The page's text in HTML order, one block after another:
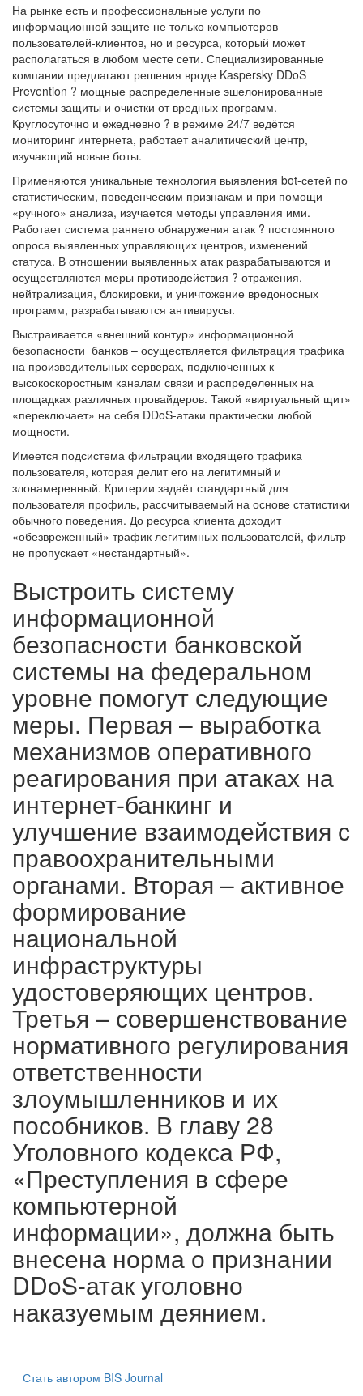
На рынке есть и профессиональные услуги по
информационной защите не только компьютеров
пользователей-клиентов, но и ресурса, который может
располагаться в любом месте сети. Специализированные
компании предлагают решения вроде Kaspersky DDoS
Prevention ? мощные распределенные эшелонированные
системы защиты и очистки от вредных программ.
Круглосуточно и ежедневно ? в режиме 24/7 ведётся
мониторинг интернета, работает аналитический центр,
изучающий новые боты.
Применяются уникальные технология выявления bot-сетей по
статистическим, поведенческим признакам и при помощи
«ручного» анализа, изучается методы управления ими.
Работает система раннего обнаружения атак ? постоянного
опроса выявленных управляющих центров, изменений
статуса. В отношении выявленных атак разрабатываются и
осуществляются меры противодействия ? отражения,
нейтрализация, блокировки, и уничтожение вредоносных
программ, разрабатываются антивирусы.
Выстраивается «внешний контур» информационной
безопасности банков – осуществляется фильтрация трафика
на производительных серверах, подключенных к
высокоскоростным каналам связи и распределенных на
площадках различных провайдеров. Такой «виртуальный щит»
«переключает» на себя DDoS-атаки практически любой
мощности.
Имеется подсистема фильтрации входящего трафика
пользователя, которая делит его на легитимный и
злонамеренный. Критерии задаёт стандартный для
пользователя профиль, рассчитываемый на основе статистики
обычного поведения. До ресурса клиента доходит
«обезвреженный» трафик легитимных пользователей, фильтр
не пропускает «нестандартный».
Выстроить систему
информационной
безопасности банковской
системы на федеральном
уровне помогут следующие
меры. Первая – выработка
механизмов оперативного
реагирования при атаках на
интернет-банкинг и
улучшение взаимодействия с
правоохранительными
органами. Вторая – активное
формирование
национальной
инфраструктуры
удостоверяющих центров.
Третья – совершенствование
нормативного регулирования
ответственности
злоумышленников и их
пособников. В главу 28
Уголовного кодекса РФ,
«Преступления в сфере
компьютерной
информации», должна быть
внесена норма о признании
DDoS-атак уголовно
наказуемым деянием.
Стать автором BIS Journal